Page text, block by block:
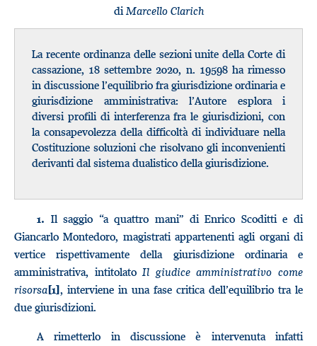
diMarcello Clarich
La recente ordinanza delle sezioni unite della Corte di
cassazione, 18 settembre 2020, n. 19598 ha rimesso
in discussione l’equilibrio fra giurisdizione ordinaria e
giurisdizione amministrativa: l’Autore esplora i
diversi profili di interferenza fra le giurisdizioni, con
la consapevolezza della difficoltà di individuare nella
Costituzione soluzioni che risolvano gli inconvenienti
derivanti dal sistema dualistico della giurisdizione.
1. Il saggio “a quattro mani” di Enrico Scoditti e di
Giancarlo Montedoro, magistrati appartenenti agli organi di
vertice rispettivamente della giurisdizione ordinaria e
amministrativa, intitolatoIl giudice amministrativo come
risorsa[1], interviene in una fase critica dell’equilibrio tra le
due giurisdizioni.
A rimetterlo in discussione è intervenuta infatti